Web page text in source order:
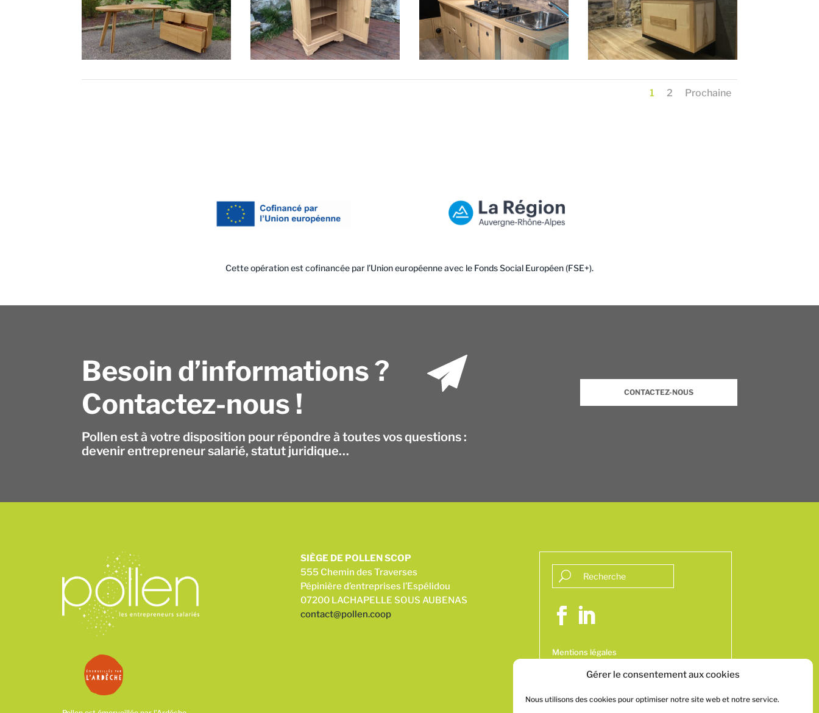
Gérer le consentement aux cookies
Nous utilisons des cookies pour optimiser notre site web et notre service.
1 2 Prochaine
Cette opération est cofinancée par l’Union européenne avec le Fonds Social Européen (FSE+).
Besoin d’informations ?
Contactez-nous !
Pollen est à votre disposition pour répondre à toutes vos questions :
devenir entrepreneur salarié, statut juridique…
CONTACTEZ-NOUS
SIÈGE DE POLLEN SCOP
555 Chemin des Traverses
Pépinière d’entreprises l’Espélidou
07200 LACHAPELLE SOUS AUBENAS
contact@pollen.coop
Mentions légales
Politique de confidentialité